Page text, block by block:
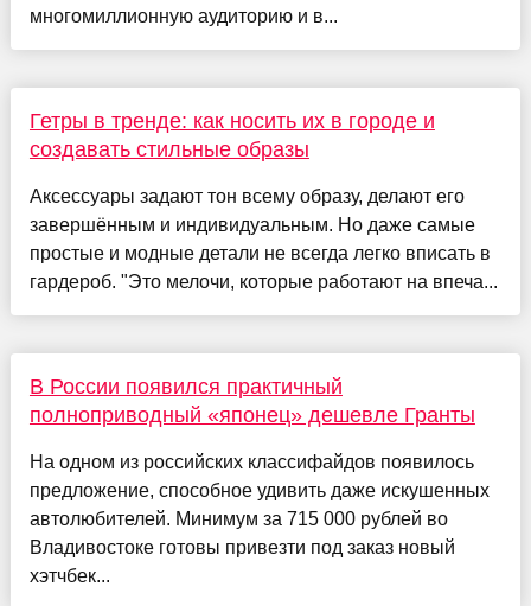
многомиллионную аудиторию и в...
Гетры в тренде: как носить их в городе и
создавать стильные образы
Аксессуары задают тон всему образу, делают его
завершённым и индивидуальным. Но даже самые
простые и модные детали не всегда легко вписать в
гардероб. "Это мелочи, которые работают на впеча...
В России появился практичный
полноприводный «японец» дешевле Гранты
На одном из российских классифайдов появилось
предложение, способное удивить даже искушенных
автолюбителей. Минимум за 715 000 рублей во
Владивостоке готовы привезти под заказ новый
хэтчбек...